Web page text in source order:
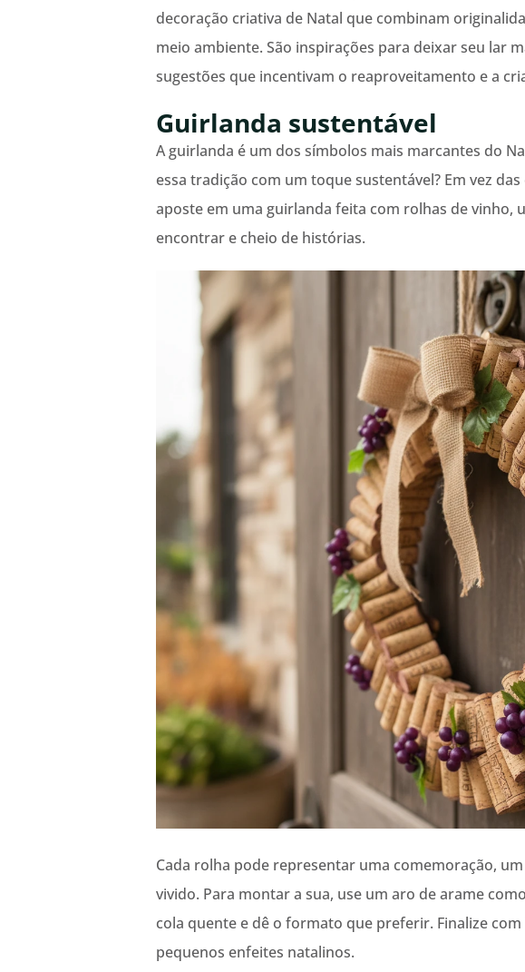
decoração criativa de Natal que combinam
meio ambiente. São inspirações para deixar seu lar
sugestões que incentivam o reaproveitamento e a
Guirlanda sustentável
A guirlanda é um dos símbolos mais marcantes do
essa tradição com um toque sustentável? Em vez
aposte em uma guirlanda feita com rolhas de vinho,
encontrar e cheio de histórias.
Cada rolha pode representar uma comemoração,
vivido. Para montar a sua, use um aro de arame
cola quente e dê o formato que preferir. Finalize
pequenos enfeites natalinos.